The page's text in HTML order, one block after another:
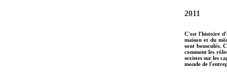
2011
C'est l'histoire
maison et du
sont bousculés.
comment les
sexistes sur les
monde de